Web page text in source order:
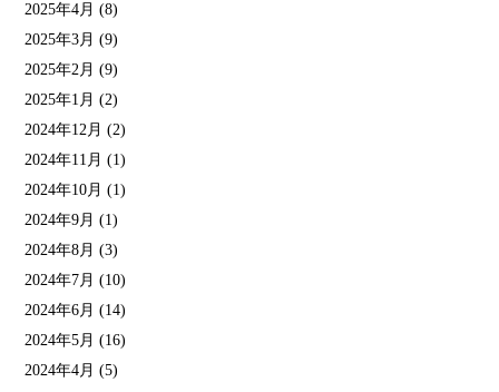
2025年4月 (8)
2025年3月 (9)
2025年2月 (9)
2025年1月 (2)
2024年12月 (2)
2024年11月 (1)
2024年10月 (1)
2024年9月 (1)
2024年8月 (3)
2024年7月 (10)
2024年6月 (14)
2024年5月 (16)
2024年4月 (5)